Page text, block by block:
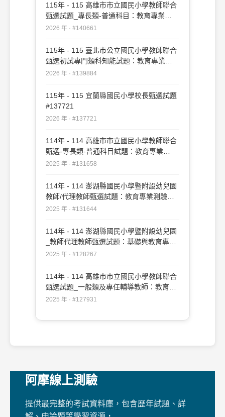
115年 - 115 高雄市市立國民小學教師聯合
甄選試題_專長類-普通科目：教育專業
#140661
2026 年 · #140661
115年 - 115 臺北市公立國民小學教師聯合
甄選初試專門類科知能試題：教育專業
#139884
2026 年 · #139884
115年 - 115 宜蘭縣國民小學校長甄選試題
#137721
2026 年 · #137721
114年 - 114 高雄市市立國民小學教師聯合
甄選-專長類-普通科目試題：教育專業
#131658
2025 年 · #131658
114年 - 114 澎湖縣國民小學暨附設幼兒園
教師/代理教師甄選試題：教育專業測驗
#131644
2025 年 · #131644
114年 - 114 澎湖縣國民小學暨附設幼兒園
_教師代理教師甄選試題：基礎與教育專業
測驗#128267
2025 年 · #128267
114年 - 114 高雄市市立國民小學教師聯合
甄選試題_一般類及專任輔導教師：教育專
業#127931
2025 年 · #127931
阿摩線上測驗
提供最完整的考試資料庫，包含歷年試題、詳